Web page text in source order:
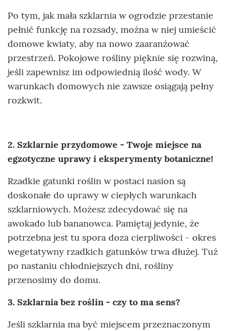
Po tym, jak mała szklarnia w ogrodzie przestanie
pełnić funkcję na rozsady, można w niej umieścić
domowe kwiaty, aby na nowo zaaranżować
przestrzeń. Pokojowe rośliny pięknie się rozwiną,
jeśli zapewnisz im odpowiednią ilość wody. W
warunkach domowych nie zawsze osiągają pełny
rozkwit.
2. Szklarnie przydomowe - Twoje miejsce na
egzotyczne uprawy i eksperymenty botaniczne!
Rzadkie gatunki roślin w postaci nasion są
doskonałe do uprawy w ciepłych warunkach
szklarniowych. Możesz zdecydować się na
awokado lub bananowca. Pamiętaj jedynie, że
potrzebna jest tu spora doza cierpliwości - okres
wegetatywny rzadkich gatunków trwa dłużej. Tuż
po nastaniu chłodniejszych dni, rośliny
przenosimy do domu.
3. Szklarnia bez roślin - czy to ma sens?
Jeśli szklarnia ma być miejscem przeznaczonym